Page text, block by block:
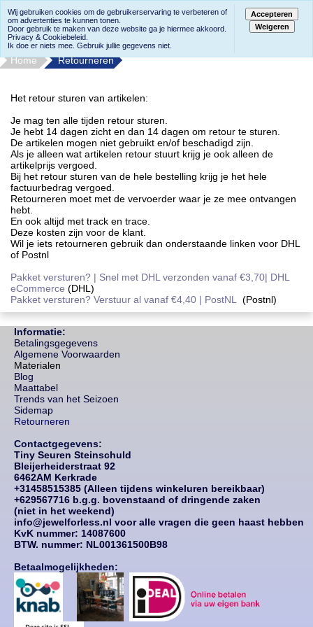
Home Retourneren
Het retour sturen van artikelen:
Je mag ten alle tijden retour sturen.
Je hebt 14 dagen zicht en dan 14 dagen om retour te sturen.
De artikelen mogen niet gebruikt en/of beschadigd zijn.
Als je alleen wat artikelen retour stuurt krijg je ook alleen de
artikelprijs vergoed.
Bij het retour sturen van de hele bestelling krijg je het hele
factuurbedrag vergoed.
Retourneren moet met de vervoerder waar je ze mee ontvangen
hebt.
En ook altijd met track en trace.
Deze kosten zijn voor de klant.
Wil je iets retourneren gebruik dan onderstaande linken voor DHL
of Postnl
Pakket versturen? | Snel met DHL verzonden vanaf €3,70| DHL
eCommerce (DHL)
Pakket versturen? Verstuur al vanaf €4,40 | PostNL
(Postnl)
Informatie:
Betalingsgegevens
Algemene Voorwaarden
Materialen
Blog
Maattabel
Trends van het Seizoen
Sidemap
Retourneren
Contactgegevens:
Tiny Seuren Steinschuld
Bleijerheiderstraat 92
6462AM Kerkrade
+31458515385 (Alleen tijdens winkeluren bereikbaar)
+629567716 b.g.g. bovenstaand of dringende zaken
(niet in het weekend)
info@jewelforless.nl voor alle vragen die geen haast hebben
KvK nummer: 14087600
BTW. nummer: NL001361500B98
Betaalmogelijkheden:
Wij gebruiken cookies om de gebruikerservaring te verbeteren of
om advertenties te kunnen tonen.
Door gebruik te maken van deze website ga je hiermee akkoord.
Privacy & Cookiebeleid.
Ik doe er niets mee. Gebruik jullie gegevens niet.
Accepteren
Weigeren